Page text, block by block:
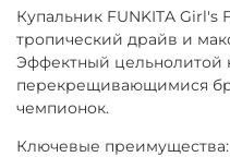
Купальник FUNKITA Girl's
тропический драйв и
Эффектный цельнолитой
перекрещивающимися
чемпионок.
Ключевые преимущества: